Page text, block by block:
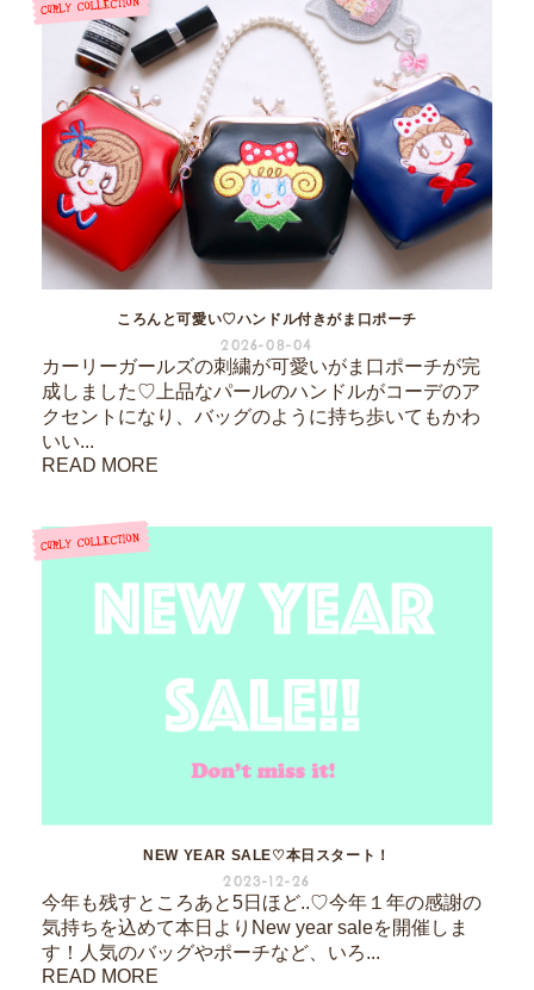
ころんと可愛い♡ハンドル付きがま口ポーチ
2026-08-04
カーリーガールズの刺繍が可愛いがま口ポーチが完
成しました♡上品なパールのハンドルがコーデのア
クセントになり、バッグのように持ち歩いてもかわ
いい...
READ MORE
NEW YEAR SALE♡本日スタート！
2023-12-26
今年も残すところあと5日ほど..♡今年１年の感謝の
気持ちを込めて本日よりNew year saleを開催しま
す！人気のバッグやポーチなど、いろ...
READ MORE